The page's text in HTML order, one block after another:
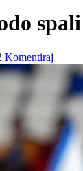
Komentiraj